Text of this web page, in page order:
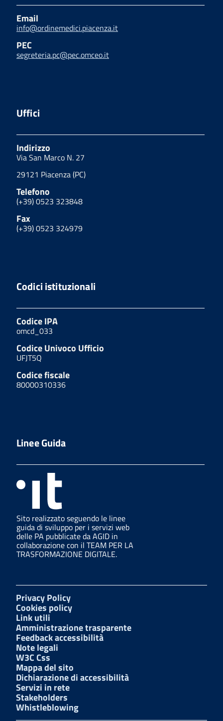
Email
info@ordinemedici.piacenza.it
PEC
segreteria.pc@pec.omceo.it
Uffici
Indirizzo
Via San Marco N. 27
29121 Piacenza (PC)
Telefono
(+39) 0523 323848
Fax
(+39) 0523 324979
Codici istituzionali
Codice IPA
omcd_033
Codice Univoco Ufficio
UFJT5Q
Codice fiscale
80000310336
Linee Guida
Sito realizzato seguendo le linee
guida di sviluppo per i servizi web
delle PA pubblicate da AGID in
collaborazione con il TEAM PER LA
TRASFORMAZIONE DIGITALE.
Privacy Policy
Cookies policy
Link utili
Amministrazione trasparente
Feedback accessibilità
Note legali
W3C Css
Mappa del sito
Dichiarazione di accessibilità
Servizi in rete
Stakeholders
Whistleblowing